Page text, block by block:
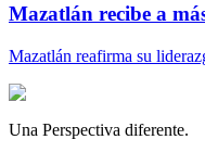
Mazatlán recibe a
Mazatlán reafirma su
Una Perspectiva diferente.